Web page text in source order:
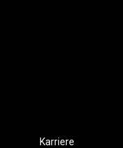
Karriere